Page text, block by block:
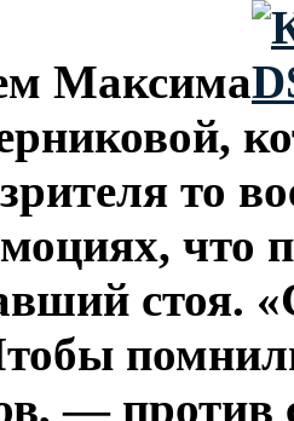
Максима
то
что
стоя.
— против